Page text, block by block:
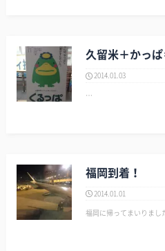
久留米＋かっ
2014.01.03
…
福岡到着！
2014.01.01
福岡に帰ってまいりま